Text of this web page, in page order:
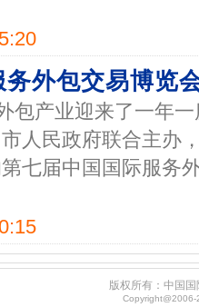
外包交易博览
包产业迎来了一年
人民政府联合主办
七届中国国际服务
版权所有：中国
Copyright@2006-